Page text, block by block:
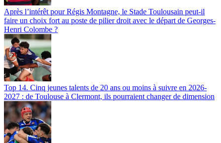
Après l’intérêt pour Régis Montagne, le Stade Toulousain peut-il
faire un choix fort au poste de pilier droit avec le départ de Georges-
Henri Colombe ?
Top 14. Cinq jeunes talents de 20 ans ou moins à suivre en 2026-
2027 : de Toulouse à Clermont, ils pourraient changer de dimension